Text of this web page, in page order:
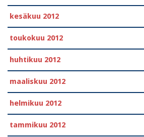
kesäkuu 2012
toukokuu 2012
huhtikuu 2012
maaliskuu 2012
helmikuu 2012
tammikuu 2012